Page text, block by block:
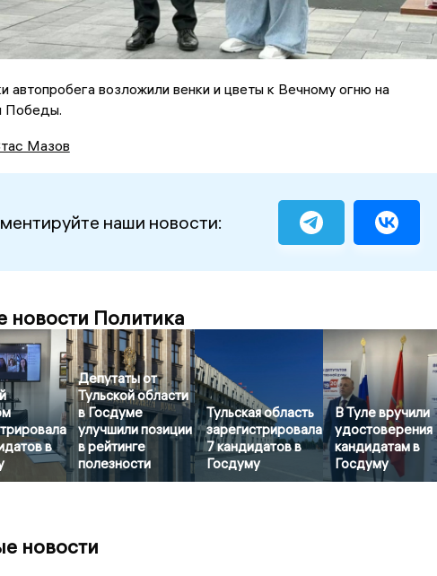
автопробега возложили венки и цветы к Вечному огню на
Победы.
Мазов
наши новости:
новости Политика
в
Депутаты от
Тульской области
в Госдуме
улучшили позиции
в рейтинге
полезности
Тульская область
зарегистрировала
7 кандидатов в
Госдуму
В Туле вручили
удостоверения
кандидатам в
Госдуму
новости